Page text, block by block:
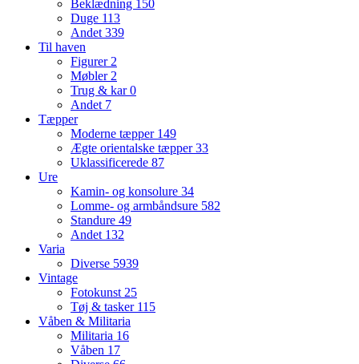
Beklædning 150
Duge 113
Andet 339
Til haven
Figurer 2
Møbler 2
Trug & kar0
Andet 7
Tæpper
Moderne tæpper 149
Ægte orientalske tæpper33
Uklassificerede 87
Ure
Kamin- og konsolure 34
Lomme- og armbåndsure 582
Standure 49
Andet 132
Varia
Diverse 5939
Vintage
Fotokunst 25
Tøj & tasker 115
Våben & Militaria
Militaria 16
Våben 17